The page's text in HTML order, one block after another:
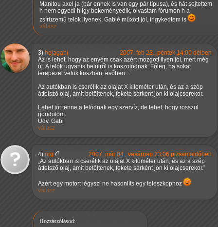
Manitou axel ja (bár ennek is van egy pár típusa), és hát sejtettem
h nem egyedi h így bekeményedik, olvastam fórumon h a
zsírüzemű telók ilyenek. Gabié műxött jól, irigykedtem is
válasz
3) hejagabi
2007. feb 23., péntek 14:00 délben
Az is lehet, hogy az enyém csak azért mozgott ilyen jól, mert még
új. A telók ugyanis belülről is koszolódnak. Főleg, ha sokat
terepezel velük koszban, esőben…
Az autókban is cserélik az olajat X kilométer után, és az a szép
áttetsző olaj, amit betöltenek, fekete sárként jön ki olajcserekor.
Lehet jót tenne a telódnak egy szervíz, de lehet, hogy rosszul
gondolom.
Üdv, Gabi
válasz
4) nrg
2007. már 04., vasárnap 23:06 pizsamaidőben
Az autókban is cserélik az olajat X kilométer után, és az a szép
áttetsző olaj, amit betöltenek, fekete sárként jön ki olajcserekor.
Azért egy motort légyszi ne hasonlíts egy teleszkophoz
válasz
Hozzászólásod: